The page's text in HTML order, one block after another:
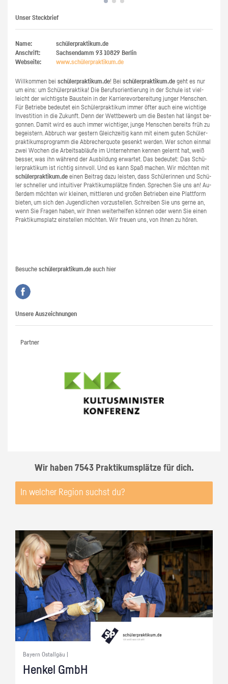
Unser Steckbrief
Name:
schülerpraktikum.de
Anschrift:
Sachsendamm 93 10829 Berlin
Webseite:
www.​schüler​prak​tiku​m.​de
Will­kom­men bei schü­ler­prak­ti­kum.de! Bei schü­ler­prak­ti­kum.de geht es nur
um eins: um Schü­ler­prak­ti­ka! Die Be­rufs­ori­en­tie­rung in der Schu­le ist viel­
leicht der wich­tigs­te Bau­stein in der Kar­rie­re­vor­be­rei­tung jun­ger Men­schen.
Für Be­trie­be be­deu­tet ein Schü­ler­prak­ti­kum immer öfter auch eine wich­ti­ge
In­ves­ti­ti­on in die Zu­kunft. Denn der Wett­be­werb um die Bes­ten hat längst be­
gon­nen. Damit wird es auch immer wich­ti­ger, junge Men­schen be­reits früh zu
be­geis­tern. Ab­bruch war ges­tern Gleich­zei­tig kann mit einem guten Schü­ler­
prak­ti­kums­pro­gramm die Ab­bre­cher­quo­te ge­senkt wer­den. Wer schon ein­mal
zwei Wo­chen die Ar­beits­ab­läu­fe im Un­ter­neh­men ken­nen ge­lernt hat, weiß
bes­ser, was ihn wäh­rend der Aus­bil­dung er­war­tet. Das be­deu­tet: Das Schü­
ler­prak­ti­kum ist rich­tig sinn­voll. Und es kann Spaß ma­chen. Wir möch­ten mit
schü­ler­prak­ti­kum.de einen Bei­trag dazu leis­ten, dass Schü­le­rin­nen und Schü­
ler schnel­ler und in­tui­ti­ver Prak­ti­kums­plät­ze fin­den. Spre­chen Sie uns an! Au­
ßer­dem möch­ten wir klei­nen, mitt­le­ren und gro­ßen Be­trie­ben eine Platt­form
bie­ten, um sich den Ju­gend­li­chen vor­zu­stel­len. Schrei­ben Sie uns gerne an,
wenn Sie Fra­gen haben, wir Ihnen wei­ter­hel­fen kön­nen oder wenn Sie einen
Prak­ti­kums­platz ein­stel­len möch­ten. Wir freu­en uns, von Ihnen zu hören.
Besuche schülerpraktikum.de auch hier
Unsere Auszeichnungen
Partner
Wir haben 7543 Praktikumsplätze für dich.
Bayern Ostallgäu |
Hen­kel GmbH